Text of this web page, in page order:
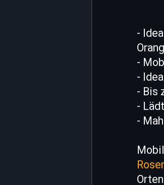
-
-
-
- Bis
-
-